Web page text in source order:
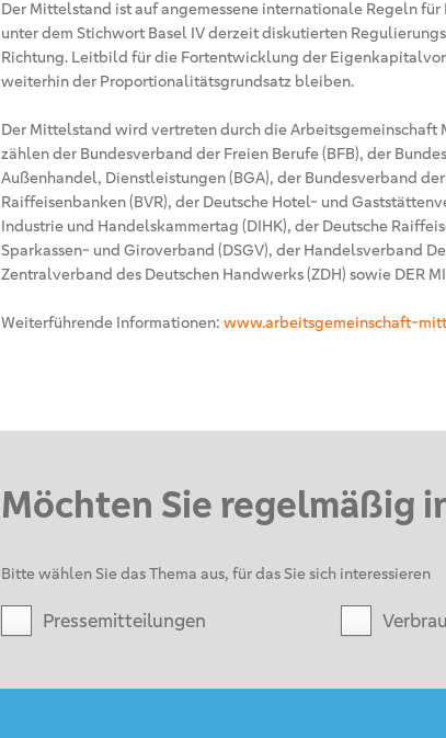
Der Mittelstand ist auf angemessene internationale Regeln
unter dem Stichwort Basel IV derzeit diskutierten
Richtung. Leitbild für die Fortentwicklung der
weiterhin der Proportionalitätsgrundsatz bleiben.
Der Mittelstand wird vertreten durch die
zählen der Bundesverband der Freien Berufe (BFB), der
Außenhandel, Dienstleistungen (BGA), der Bundesverband
Raiffeisenbanken (BVR), der Deutsche Hotel- und
Industrie und Handelskammertag (DIHK), der Deutsche
Sparkassen- und Giroverband (DSGV), der Handelsverband
Zentralverband des Deutschen Handwerks (ZDH) sowie DER
Weiterführende Informationen: www.arbeitsgemeinschaft-
Möchten Sie regelmäßig
Bitte wählen Sie das Thema aus, für das Sie sich interessieren
Pressemitteilungen